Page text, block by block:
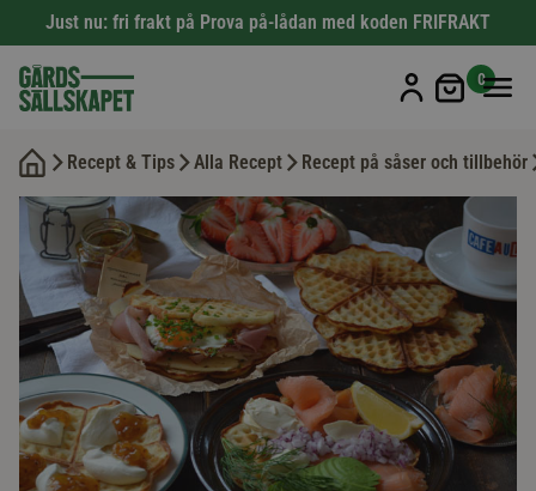
Just nu: fri frakt på Prova på-lådan med koden FRIFRAKT
Min
0
Recept & Tips Alla Recept Recept på såser och tillbehör